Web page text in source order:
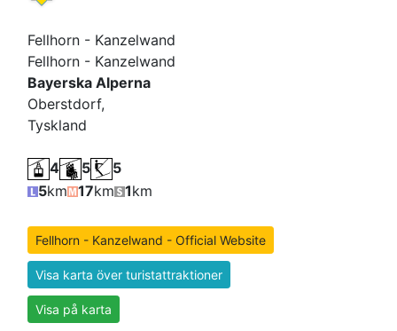
Fellhorn - Kanzelwand
Fellhorn - Kanzelwand
Bayerska Alperna
Oberstdorf,
Tyskland
4 5
5
5km 17km 1km
Fellhorn - Kanzelwand - Official Website
Visa karta över turistattraktioner
Visa på karta